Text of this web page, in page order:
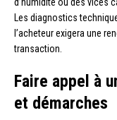
d’humidité ou des vices
Les diagnostics
l’acheteur exigera une
transaction.
Faire appel à
et démarches